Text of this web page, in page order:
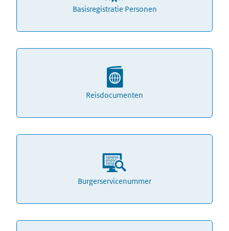
Basisregistratie Personen
Reisdocumenten
Burgerservicenummer